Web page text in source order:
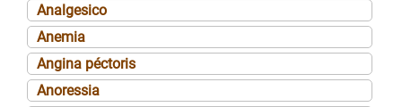
Analgesico
Anemia
Angina péctoris
Anoressia